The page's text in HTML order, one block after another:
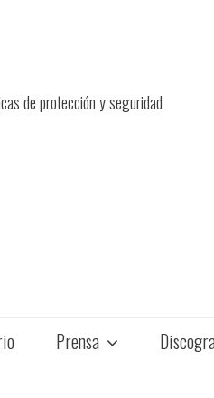
de protección y seguridad
Prensa